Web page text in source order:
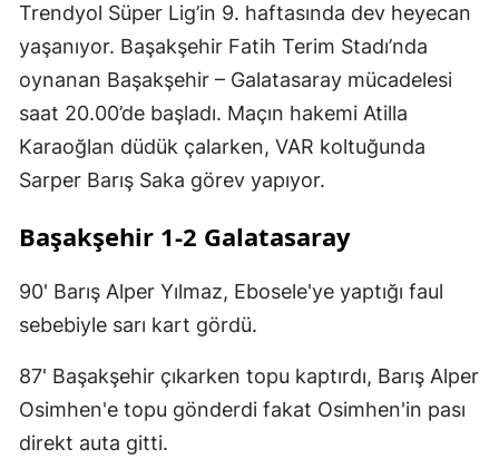
Trendyol Süper Lig’in 9. haftasında dev heyecan
yaşanıyor. Başakşehir Fatih Terim Stadı’nda
oynanan Başakşehir – Galatasaray mücadelesi
saat 20.00’de başladı. Maçın hakemi Atilla
Karaoğlan düdük çalarken, VAR koltuğunda
Sarper Barış Saka görev yapıyor.
Başakşehir 1-2 Galatasaray
90' Barış Alper Yılmaz, Ebosele'ye yaptığı faul
sebebiyle sarı kart gördü.
87' Başakşehir çıkarken topu kaptırdı, Barış Alper
Osimhen'e topu gönderdi fakat Osimhen'in pası
direkt auta gitti.